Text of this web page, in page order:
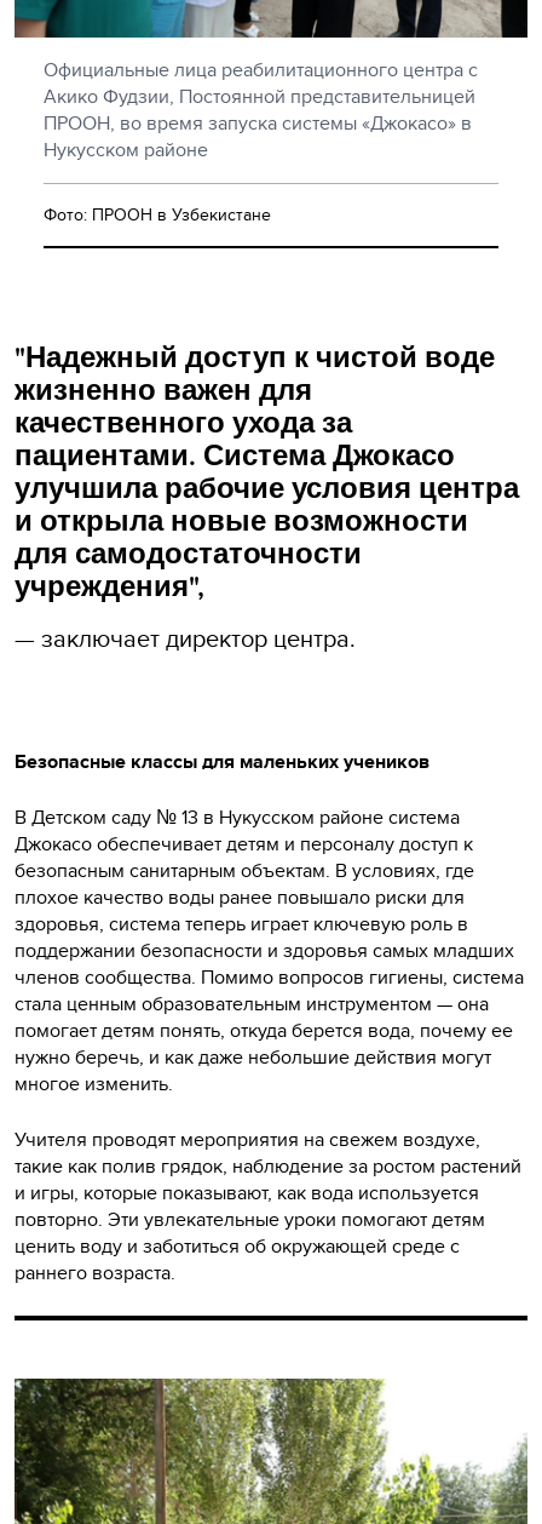
Официальные лица реабилитационного центра с
Акико Фудзии, Постоянной представительницей
ПРООН, во время запуска системы «Джокасо» в
Нукусском районе
Фото: ПРООН в Узбекистане
"Надежный доступ к чистой воде
жизненно важен для
качественного ухода за
пациентами. Система Джокасо
улучшила рабочие условия центра
и открыла новые возможности
для самодостаточности
учреждения",
— заключает директор центра.
Безопасные классы для маленьких учеников
В Детском саду № 13 в Нукусском районе система
Джокасо обеспечивает детям и персоналу доступ к
безопасным санитарным объектам. В условиях, где
плохое качество воды ранее повышало риски для
здоровья, система теперь играет ключевую роль в
поддержании безопасности и здоровья самых младших
членов сообщества. Помимо вопросов гигиены, система
стала ценным образовательным инструментом — она
помогает детям понять, откуда берется вода, почему ее
нужно беречь, и как даже небольшие действия могут
многое изменить.
Учителя проводят мероприятия на свежем воздухе,
такие как полив грядок, наблюдение за ростом растений
и игры, которые показывают, как вода используется
повторно. Эти увлекательные уроки помогают детям
ценить воду и заботиться об окружающей среде с
раннего возраста.